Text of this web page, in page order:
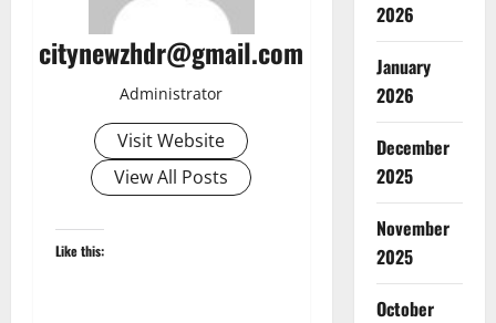
citynewzhdr@gmail.com
Administrator
Visit Website
View All Posts
Like this:
2026
January
2026
December
2025
November
2025
October